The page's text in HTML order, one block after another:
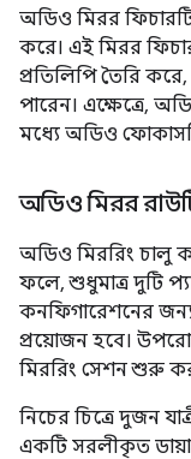
অডিও মিরর
করে। এই মিরর
প্রতিলিপি তৈরি
পারেন। এক্ষেত্রে,
মধ্যে অডিও
অডিও মিরর
অডিও মিররিং চালু
ফলে, শুধুমাত্র দুটি
কনফিগারেশনের
প্রয়োজন হবে।
মিররিং সেশন শুরু
নিচের চিত্রে দুজন
একটি সরলীকৃত